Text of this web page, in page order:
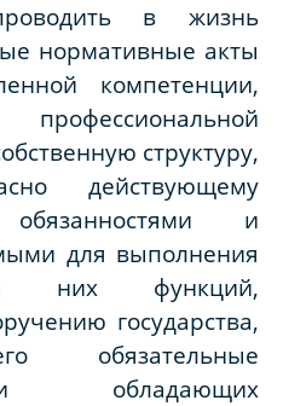
в жизнь
нормативные акты
компетенции,
структуру,
действующему
обязанностями и
для выполнения
них функций,
государства,
обязательные
обладающих